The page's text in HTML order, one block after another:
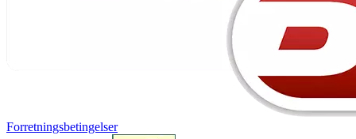
Forretningsbetingelser